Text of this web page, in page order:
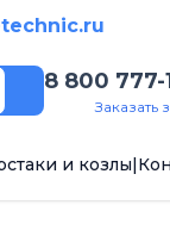
8 800 777-
Заказать
и козлы|